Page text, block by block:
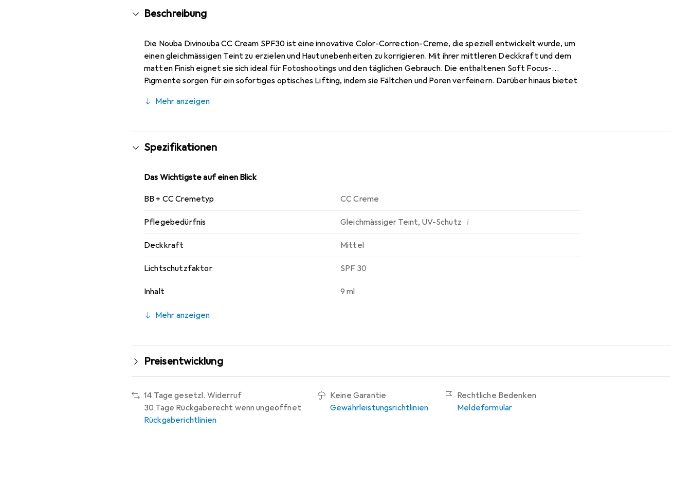
Beschreibung
Die Nouba Divinouba CC Cream SPF30 ist eine innovative Color-Correction-Creme, die speziell entwickelt wurde, um
einen gleichmässigen Teint zu erzielen und Hautunebenheiten zu korrigieren. Mit ihrer mittleren Deckkraft und dem
matten Finish eignet sie sich ideal für Fotoshootings und den täglichen Gebrauch. Die enthaltenen Soft Focus-
Pigmente sorgen für ein sofortiges optisches Lifting, indem sie Fältchen und Poren verfeinern. Darüber hinaus bietet
vorzeitiger Hautalterung entgegenwirkt. Die Formel ist frei von Talk, Parabenen und Allergenen und enthält
wirken. Die Anwendung ist einfach: Die Creme kann mit einem Schwämmchen auf das Gesicht und den Hals
aufgetragen werden, um ein frisches und gepflegtes Aussehen zu erzielen.
Mehr anzeigen
Spezifikationen
Das Wichtigste auf einen Blick
BB + CC Cremetyp CC Creme
Pflegebedürfnis Gleichmässiger Teint, UV-Schutz i
Deckkraft Mittel
Lichtschutzfaktor SPF 30
Inhalt 9 ml
Mehr anzeigen
Preisentwicklung
14 Tage gesetzl. Widerruf
30 Tage Rückgaberecht wenn ungeöffnet
Rückgaberichtlinien
Keine Garantie
Gewährleistungsrichtlinien
Rechtliche Bedenken
Meldeformular